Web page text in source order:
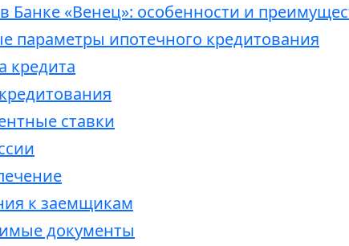
Банке «Венец»: особенности и
параметры ипотечного кредитования
кредита
ставки
к заемщикам
документы